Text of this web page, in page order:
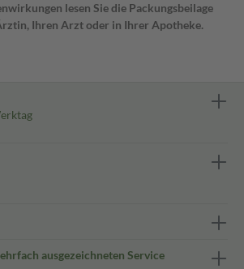
lesen Sie die Packungsbeilage
Ihren Arzt oder in Ihrer Apotheke.
ausgezeichneten Service